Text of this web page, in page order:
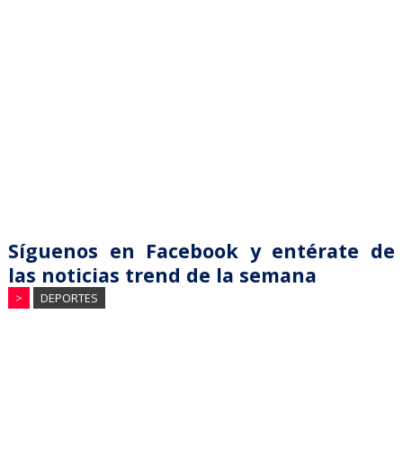
Síguenos en Facebook y entérate de
las noticias trend de la semana
> DEPORTES